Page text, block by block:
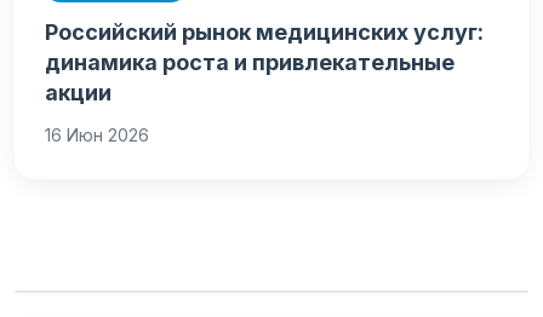
Российский рынок медицинских услуг:
динамика роста и привлекательные
акции
16 Июн 2026